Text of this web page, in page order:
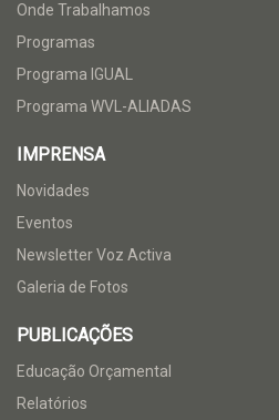
Onde Trabalhamos
Programas
Programa IGUAL
Programa WVL-ALIADAS
IMPRENSA
Novidades
Eventos
Newsletter Voz Activa
Galeria de Fotos
PUBLICAÇÕES
Educação Orçamental
Relatórios